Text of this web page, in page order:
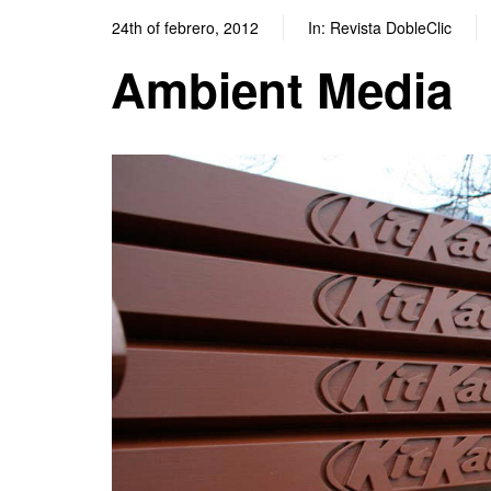
24th of febrero, 2012 In: Revista DobleClic
Ambient Media